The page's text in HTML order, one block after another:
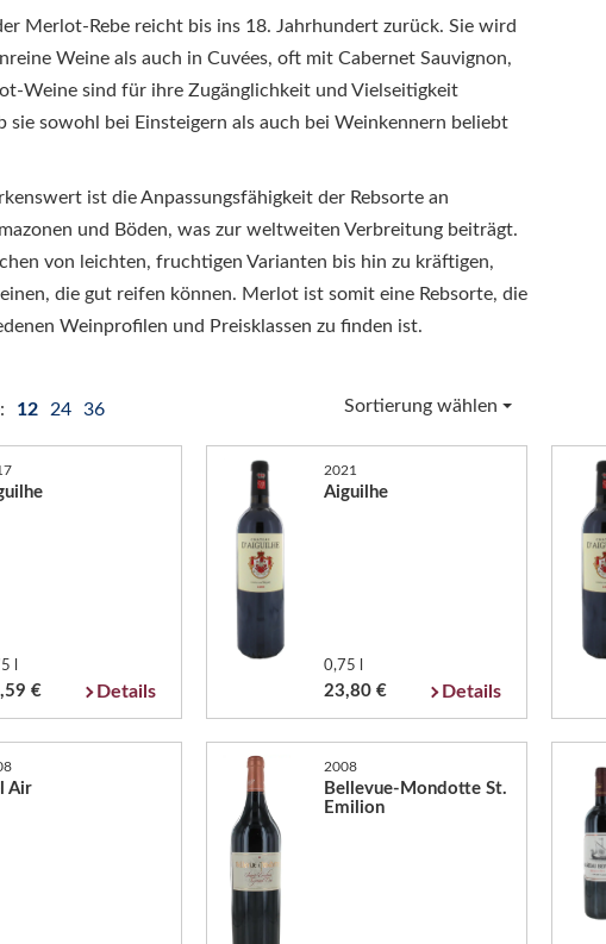
Merlot-Rebe reicht bis ins 18. Jahrhundert zurück. Sie wird
Weine als auch in Cuvées, oft mit Cabernet Sauvignon,
Weine sind für ihre Zugänglichkeit und Vielseitigkeit
sie sowohl bei Einsteigern als auch bei Weinkennern beliebt
ist die Anpassungsfähigkeit der Rebsorte an
und Böden, was zur weltweiten Verbreitung beiträgt.
von leichten, fruchtigen Varianten bis hin zu kräftigen,
die gut reifen können. Merlot ist somit eine Rebsorte, die
Weinprofilen und Preisklassen zu finden ist.
12 24 36 Sortierung wählen
l
€ Details
2021
Aiguilhe
0,75 l
23,80 € Details
Air
2008
Bellevue-Mondotte St.
Emilion